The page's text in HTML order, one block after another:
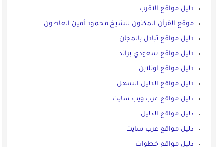
دليل مواقع الاقرب
موقع القرآن المكنون للشيخ محمود أمين العاطون
دليل مواقع تبادل بالمجان
دليل مواقع سعودي براند
دليل مواقع اونلاين
دليل مواقع الدليل السهل
دليل مواقع عرب ويب سايت
دليل مواقع الدليل
دليل مواقع عرب سايت
دليل مواقع خطوات